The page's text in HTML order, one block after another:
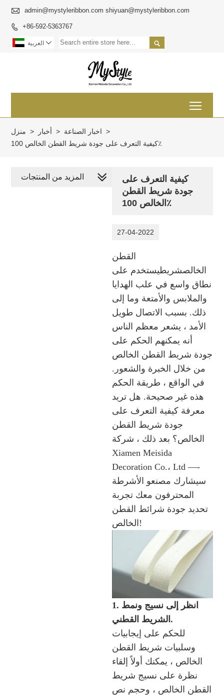
 admin@mystyleribbon.com shiyuan@mystyleribbon.com
 +86-592-5363767
 العربية 
منزل > أخبار > اخبار الصناعة >
كيفية التعرف على جودة شريط القطن الخالص 100٪
كيفية التعرف على
جودة شريط القطن
الخالص 100٪
27-04-2022
القطن
الخالصشريطيستخدم على
نطاق واسع في علب الهدايا
والملابس والأمتعة وما إلى
ذلك. بسبب الاتصال طويل
الأمد ، يشعر معظم الناس
أنه يمكنهم الحكم على
جودة شريط القطن الخالص
من خلال الخبرة والشعور.
في الواقع ، طريقة الحكم
هذه غير صحيحة. هل تريد
معرفة كيفية التعرف على
جودة شريط القطن
الخالص؟ بعد ذلك ، شركة
Xiamen Meisida
Decoration Co.، Ltd —-
سيشارك مصنعو الأشرطة
المحترفون معك تجربة
تحديد جودة شرائط القطن
الخالص!
1. انظر إلى نسيج ونمط
الشريط القطني.
للحكم على إيجابيات
وسلبيات شريط القطن
الخالص ، يمكنك أولاً إلقاء
نظرة على نسيج شريط
القطن الخالص ، وحجم نص
المزيد من المنتجات